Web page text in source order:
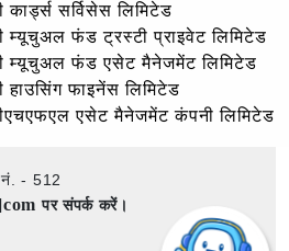
सर्विसेस लिमिटेड
म्यूचुअल फंड ट्रस्टी प्राइवेट लिमिटेड
म्यूचुअल फंड एसेट मैनेजमेंट लिमिटेड
फाइनेंस लिमिटेड
एसेट मैनेजमेंट कंपनी लिमिटेड
नं. - 512
पर संपर्क करें।